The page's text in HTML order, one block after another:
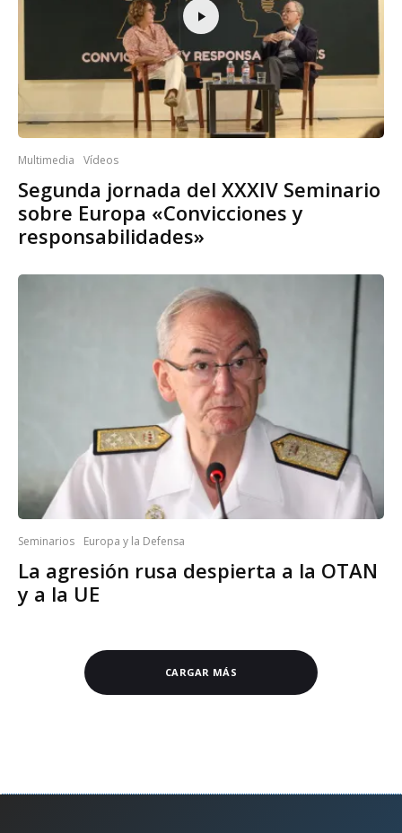
Multimedia Vídeos
Segunda jornada del XXXIV Seminario
sobre Europa «Convicciones y
responsabilidades»
Seminarios Europa y la Defensa
La agresión rusa despierta a la OTAN
y a la UE
CARGAR MÁS